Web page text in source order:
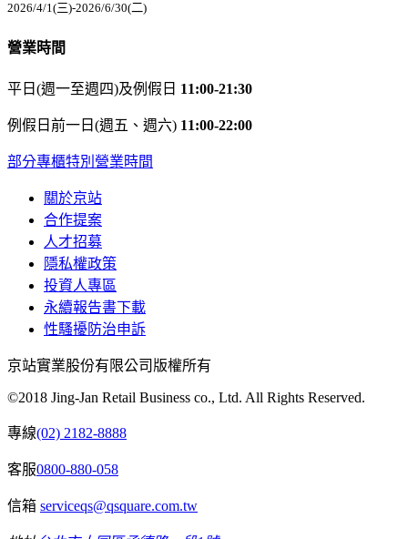
2026/4/1(三)-2026/6/30(二)
營業時間
平日(週一至週四)及例假日 11:00-21:30
例假日前一日(週五、週六) 11:00-22:00
部分專櫃特別營業時間
關於京站
合作提案
人才招募
隱私權政策
投資人專區
永續報告書下載
性騷擾防治申訴
京站實業股份有限公司版權所有
©2018 Jing-Jan Retail Business co., Ltd. All Rights Reserved.
專線(02) 2182-8888
客服0800-880-058
信箱 serviceqs@qsquare.com.tw